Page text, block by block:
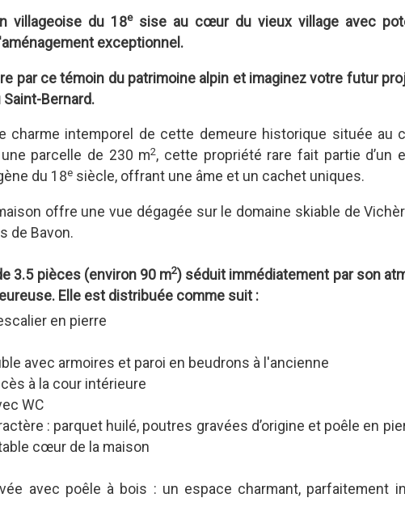
villageoise du 18esise au cœur du vieux village avec
exceptionnel.
par ce témoin du patrimoine alpin et imaginez votre futur
Bernard.
charme intemporel de cette demeure historique située au
parcelle de 230 m2, cette propriété rare fait partie d’un
du 18esiècle, offrant une âme et un cachet uniques.
offre une vue dégagée sur le domaine skiable de
de Bavon.
3.5 pièces (environ 90 m2) séduit immédiatement par son
Elle est distribuée comme suit :
en pierre
avec armoires et paroi en beudrons à l'ancienne
à la cour intérieure
WC
: parquet huilé, poutres gravées d’origine et poêle en
cœur de la maison
avec poêle à bois : un espace charmant, parfaitement